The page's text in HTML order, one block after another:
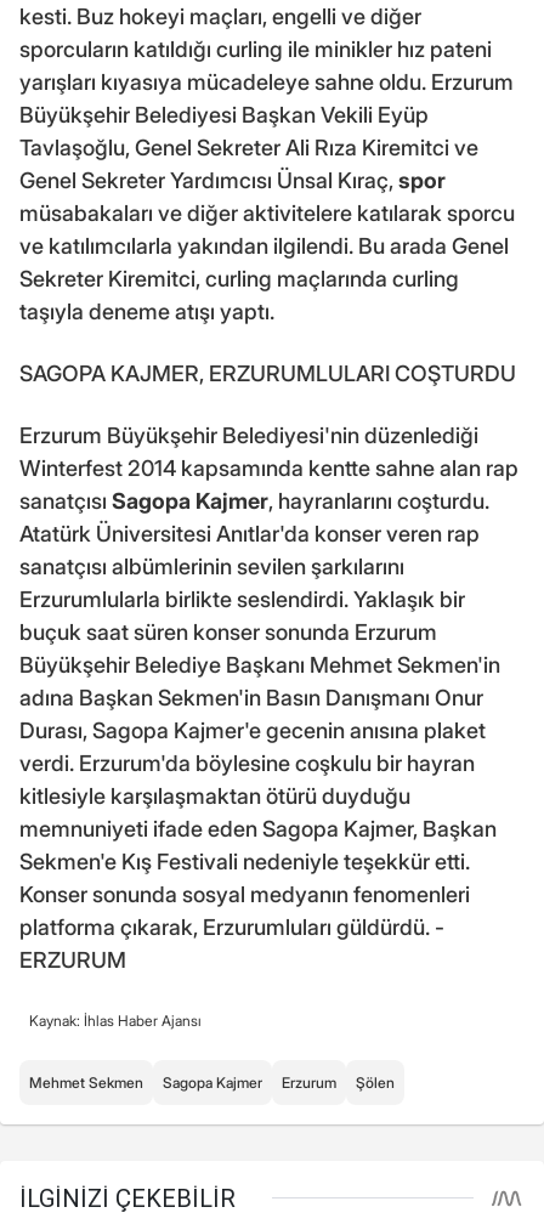
kesti. Buz hokeyi maçları, engelli ve diğer
sporcuların katıldığı curling ile minikler hız pateni
yarışları kıyasıya mücadeleye sahne oldu. Erzurum
Büyükşehir Belediyesi Başkan Vekili Eyüp
Tavlaşoğlu, Genel Sekreter Ali Rıza Kiremitci ve
Genel Sekreter Yardımcısı Ünsal Kıraç,spor
müsabakaları ve diğer aktivitelere katılarak sporcu
ve katılımcılarla yakından ilgilendi. Bu arada Genel
Sekreter Kiremitci, curling maçlarında curling
taşıyla deneme atışı yaptı.
SAGOPA KAJMER, ERZURUMLULARI COŞTURDU
Erzurum Büyükşehir Belediyesi'nin düzenlediği
Winterfest 2014 kapsamında kentte sahne alan rap
sanatçısı Sagopa Kajmer, hayranlarını coşturdu.
Atatürk Üniversitesi Anıtlar'da konser veren rap
sanatçısı albümlerinin sevilen şarkılarını
Erzurumlularla birlikte seslendirdi. Yaklaşık bir
buçuk saat süren konser sonunda Erzurum
Büyükşehir Belediye Başkanı Mehmet Sekmen'in
adına Başkan Sekmen'in Basın Danışmanı Onur
Durası, Sagopa Kajmer'e gecenin anısına plaket
verdi. Erzurum'da böylesine coşkulu bir hayran
kitlesiyle karşılaşmaktan ötürü duyduğu
memnuniyeti ifade eden Sagopa Kajmer, Başkan
Sekmen'e Kış Festivali nedeniyle teşekkür etti.
Konser sonunda sosyal medyanın fenomenleri
platforma çıkarak, Erzurumluları güldürdü. -
ERZURUM
Kaynak: İhlas Haber Ajansı
Mehmet Sekmen Sagopa Kajmer Erzurum Şölen